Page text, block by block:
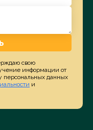
свою
информации от
персональных данных
и